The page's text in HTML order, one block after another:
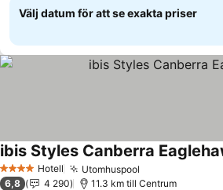
Välj datum för att se exakta priser
4 StjärnorHotell Utomhuspool
ibis Styles Canberra
6,8 4 290 11.3 km till Centrum